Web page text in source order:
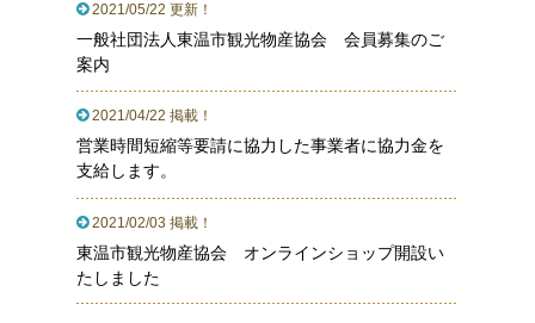
2021/05/22 更新！
一般社団法人東温市観光物産協会 会員募集のご
案内
2021/04/22 掲載！
営業時間短縮等要請に協力した事業者に協力金を
支給します。
2021/02/03 掲載！
東温市観光物産協会 オンラインショップ開設い
たしました